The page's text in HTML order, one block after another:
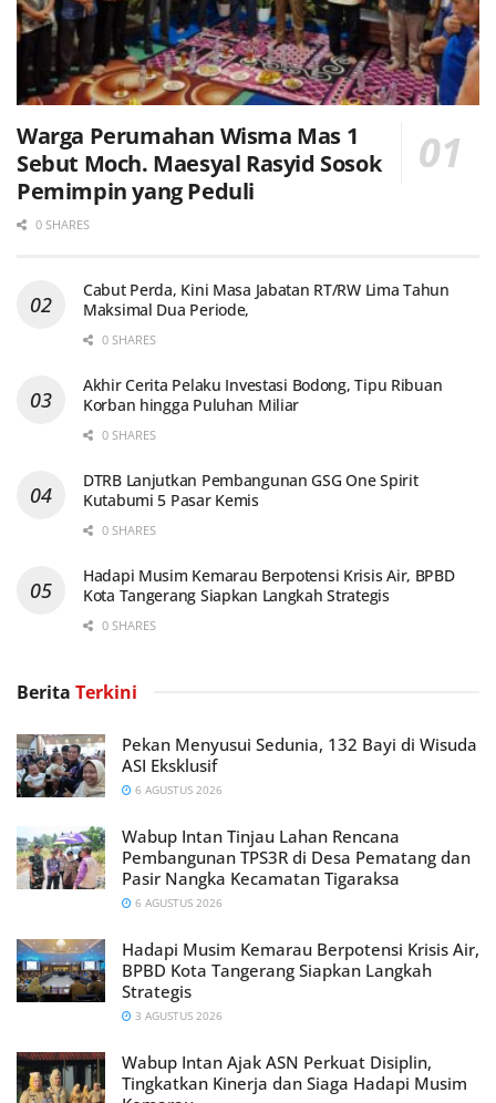
Warga Perumahan Wisma Mas 1
Sebut Moch. Maesyal Rasyid Sosok
Pemimpin yang Peduli
0 SHARES
Cabut Perda, Kini Masa Jabatan RT/RW Lima Tahun
Maksimal Dua Periode,
0 SHARES
Akhir Cerita Pelaku Investasi Bodong, Tipu Ribuan
Korban hingga Puluhan Miliar
0 SHARES
DTRB Lanjutkan Pembangunan GSG One Spirit
Kutabumi 5 Pasar Kemis
0 SHARES
Hadapi Musim Kemarau Berpotensi Krisis Air, BPBD
Kota Tangerang Siapkan Langkah Strategis
0 SHARES
Berita Terkini
Pekan Menyusui Sedunia, 132 Bayi di Wisuda
ASI Eksklusif
6 AGUSTUS 2026
Wabup Intan Tinjau Lahan Rencana
Pembangunan TPS3R di Desa Pematang dan
Pasir Nangka Kecamatan Tigaraksa
6 AGUSTUS 2026
Hadapi Musim Kemarau Berpotensi Krisis Air,
BPBD Kota Tangerang Siapkan Langkah
Strategis
3 AGUSTUS 2026
Wabup Intan Ajak ASN Perkuat Disiplin,
Tingkatkan Kinerja dan Siaga Hadapi Musim